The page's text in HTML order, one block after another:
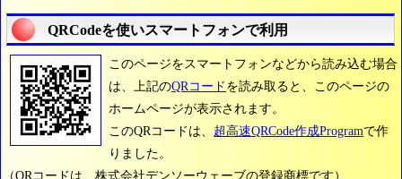
QRCodeを使いスマートフォンで利用
このページをスマートフォンなどから読み込む場合
は、上記のQRコード を読み取ると、このページの
ホームページが表示されます。
このQRコードは、 超高速QRCode作成Programで作
りました。
（QRコードは、株式会社デンソーウェーブの登録商標です）